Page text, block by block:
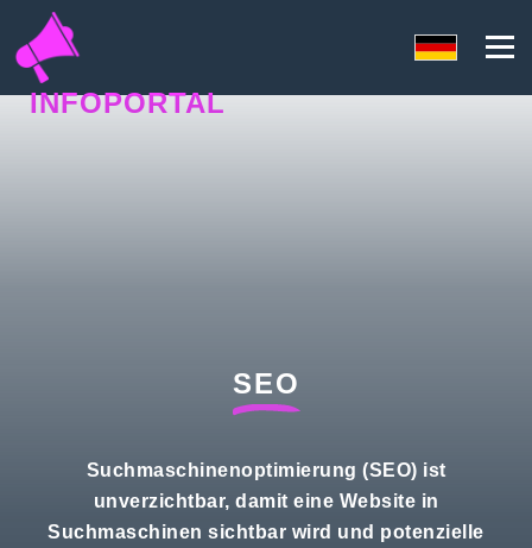
INFOPORTAL
SEO
Suchmaschinenoptimierung (SEO) ist
unverzichtbar, damit eine Website in
Suchmaschinen sichtbar wird und potenzielle